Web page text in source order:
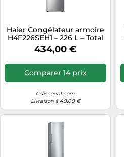
Haier Congélateur armoire
H4F226SEH1 – 226 L – Total
No Frost – Classe E
434,00 €
Comparer 14 prix
Cdiscount.com
Livraison à 40,00 €